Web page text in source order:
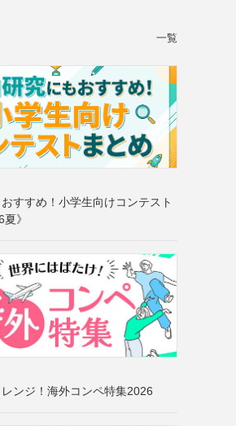
一覧
すすめ！小学生向けコンテスト
》
ンジ！海外コンペ特集2026